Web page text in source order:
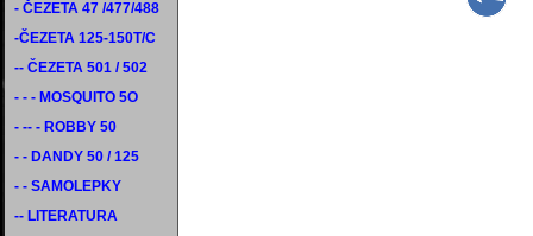
- ČEZETA 47 /477/488
-ČEZETA 125-150T/C
-- ČEZETA 501 / 502
- - - MOSQUITO 5O
- -- - ROBBY 50
- - DANDY 50 / 125
- - SAMOLEPKY
-- LITERATURA